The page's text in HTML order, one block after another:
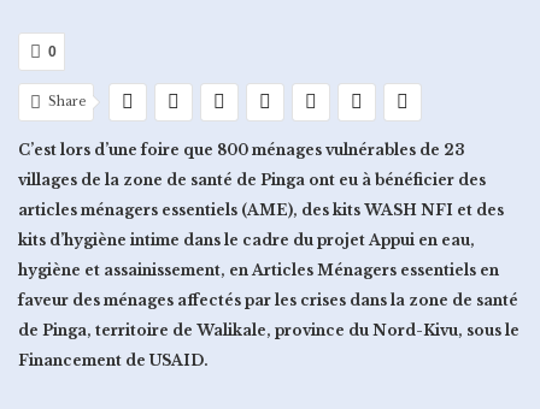
0
Share
C’est lors d’une foire que 800 ménages vulnérables de 23
villages de la zone de santé de Pinga ont eu à bénéficier des
articles ménagers essentiels (AME), des kits WASH NFI et des
kits d’hygiène intime dans le cadre du projet Appui en eau,
hygiène et assainissement, en Articles Ménagers essentiels en
faveur des ménages affectés par les crises dans la zone de santé
de Pinga, territoire de Walikale, province du Nord-Kivu, sous le
Financement de USAID.